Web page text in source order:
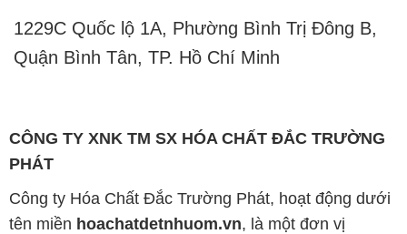
CÔNG TY XNK TM SX HÓA CHẤT ĐẮC TRƯỜNG
PHÁT
chuyên kinh doanh và phân phối các loại hóa chất
công nghiệp đa dạng, nhằm đáp ứng nhu cầu sử
dụng của khách hàng một cách tốt nhất.
Chúng tôi cam kết mang đến sự hài lòng và đáp ứng